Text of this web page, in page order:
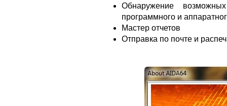
Обнаружение
программного и
Мастер отчетов
Отправка по почте и